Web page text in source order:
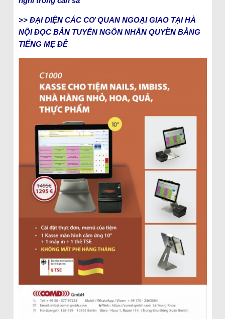
>> ĐẠI DIỆN CÁC CƠ QUAN NGOẠI GIAO TẠI HÀ
NỘI ĐỌC BẢN TUYÊN NGÔN NHÂN QUYỀN BẰNG
TIẾNG MẸ ĐẺ